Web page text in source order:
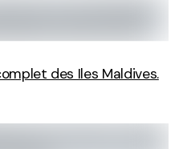
des Iles Maldives.